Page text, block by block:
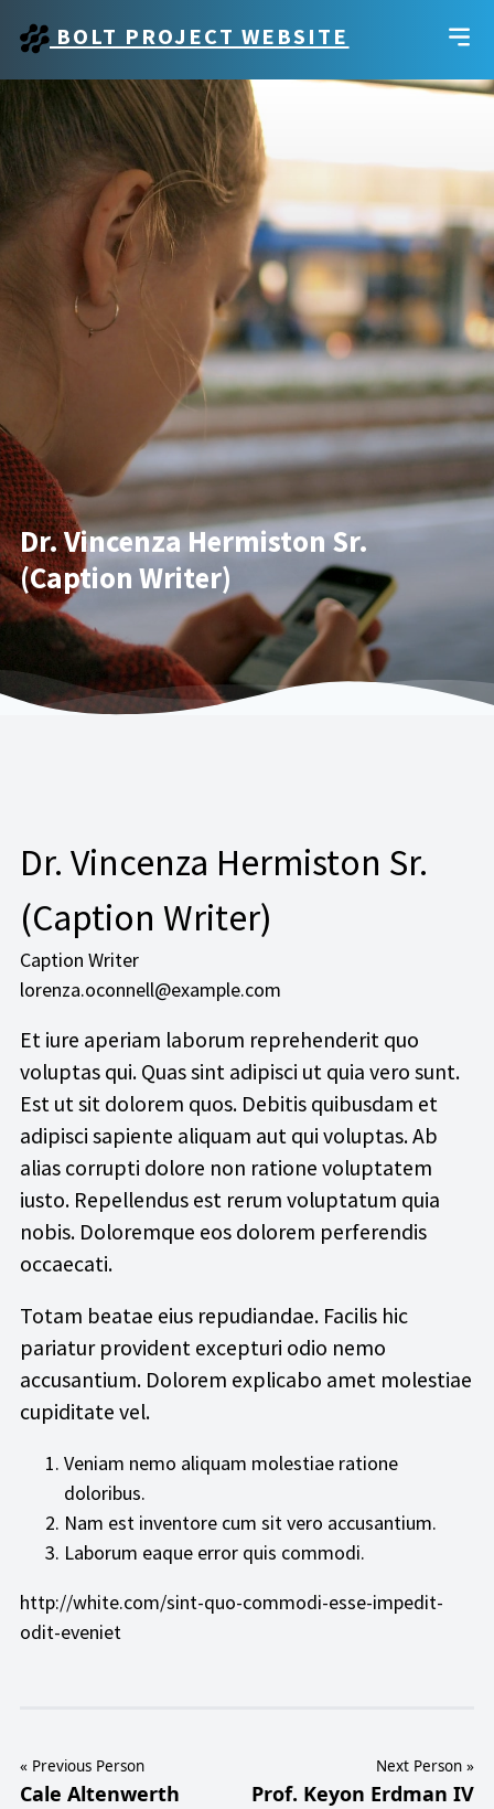
BOLT PROJECT WEBSITE
Dr. Vincenza Hermiston Sr.
(Caption Writer)
Dr. Vincenza Hermiston Sr.
(Caption Writer)
Caption Writer
lorenza.oconnell@example.com
Et iure aperiam laborum reprehenderit quo
voluptas qui. Quas sint adipisci ut quia vero sunt.
Est ut sit dolorem quos. Debitis quibusdam et
adipisci sapiente aliquam aut qui voluptas. Ab
alias corrupti dolore non ratione voluptatem
iusto. Repellendus est rerum voluptatum quia
nobis. Doloremque eos dolorem perferendis
occaecati.
Totam beatae eius repudiandae. Facilis hic
pariatur provident excepturi odio nemo
accusantium. Dolorem explicabo amet molestiae
cupiditate vel.
Veniam nemo aliquam molestiae ratione
doloribus.
Nam est inventore cum sit vero accusantium.
Laborum eaque error quis commodi.
http://white.com/sint-quo-commodi-esse-impedit-
odit-eveniet
« Previous Person
Cale Altenwerth
Next Person »
Prof. Keyon Erdman IV